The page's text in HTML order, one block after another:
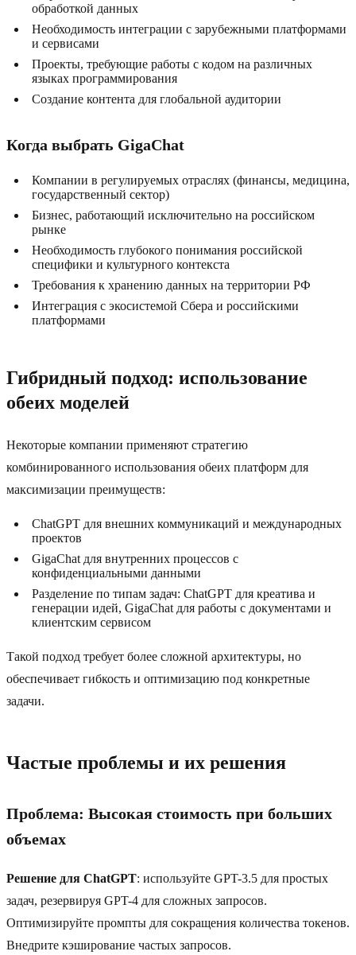
обработкой данных
Необходимость интеграции с зарубежными платформами
и сервисами
Проекты, требующие работы с кодом на различных
языках программирования
Создание контента для глобальной аудитории
Когда выбрать GigaChat
Компании в регулируемых отраслях (финансы, медицина,
государственный сектор)
Бизнес, работающий исключительно на российском
рынке
Необходимость глубокого понимания российской
специфики и культурного контекста
Требования к хранению данных на территории РФ
Интеграция с экосистемой Сбера и российскими
платформами
Гибридный подход: использование
обеих моделей
Некоторые компании применяют стратегию
комбинированного использования обеих платформ для
максимизации преимуществ:
ChatGPT для внешних коммуникаций и международных
проектов
GigaChat для внутренних процессов с
конфиденциальными данными
Разделение по типам задач: ChatGPT для креатива и
генерации идей, GigaChat для работы с документами и
клиентским сервисом
Такой подход требует более сложной архитектуры, но
обеспечивает гибкость и оптимизацию под конкретные
задачи.
Частые проблемы и их решения
Проблема: Высокая стоимость при больших
объемах
Решение для ChatGPT: используйте GPT-3.5 для простых
задач, резервируя GPT-4 для сложных запросов.
Оптимизируйте промпты для сокращения количества токенов.
Внедрите кэширование частых запросов.